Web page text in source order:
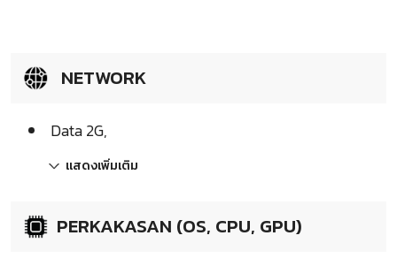
NETWORK
Data 2G,
แสดงเพิ่มเติม
PERKAKASAN (OS, CPU, GPU)